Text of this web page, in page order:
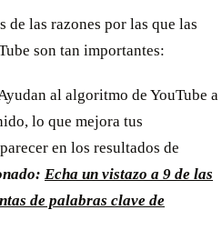
de las razones por las que las
son tan importantes:
al algoritmo de YouTube a
lo que mejora tus
en los resultados de
Echa un vistazo a 9 de las
de palabras clave de